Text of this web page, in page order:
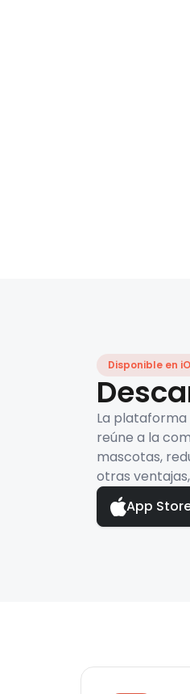
Disponible en
La plataforma
reúne a la
mascotas,
otras
App